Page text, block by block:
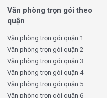
Tại TSA Building Hoàng
được thực hiện bởi đội
bảo vệ 24/7 tại tòa nhà
an toàn, giúp nhân viên
việc tại đây. Ngoài ra, tòa
bảo trì và sửa chữa định
và hệ thống trong tòa nhà
Văn phòng trọn gói theo
quận
Văn phòng trọn gói quận 1
Văn phòng trọn gói quận 2
Văn phòng trọn gói quận 3
Văn phòng trọn gói quận 4
Văn phòng trọn gói quận 5
Văn phòng trọn gói quận 6